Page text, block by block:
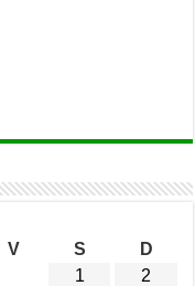
V S
D
1
2